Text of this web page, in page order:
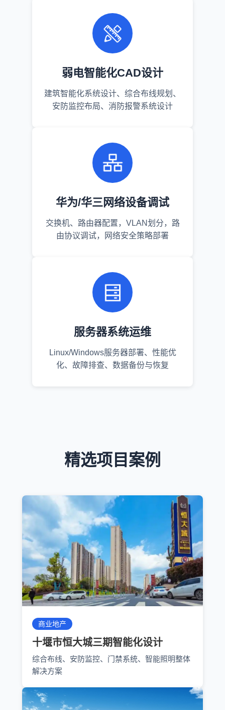
弱电智能化CAD设计
建筑智能化系统设计、综合布线规划、
安防监控布局、消防报警系统设计
华为/华三网络设备调试
交换机、路由器配置，VLAN划分，路
由协议调试，网络安全策略部署
服务器系统运维
Linux/Windows服务器部署、性能优
化、故障排查、数据备份与恢复
精选项目案例
商业地产
十堰市恒大城三期智能化设计
综合布线、安防监控、门禁系统、智能照明整体
解决方案